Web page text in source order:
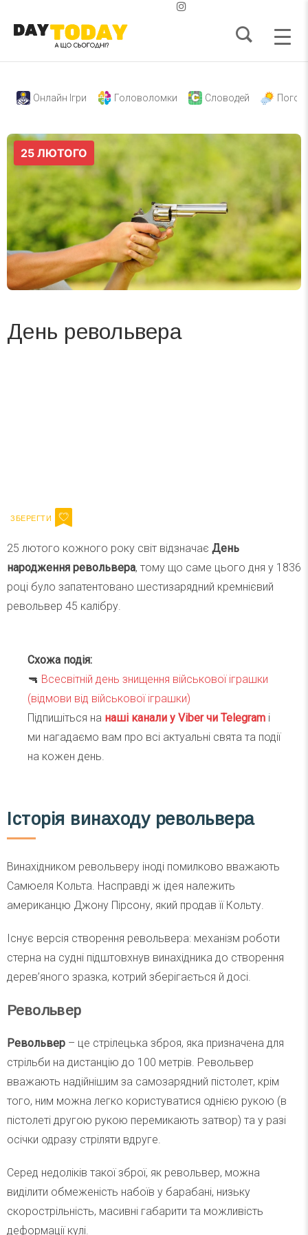
Онлайн Ігри Головоломки Словодей
День револьвера
25 лютого кожного року світ відзначає День
народження револьвера, тому що саме цього дня у 1836
році було запатентовано шестизарядний кремнієвий
револьвер 45 калібру.
Схожа подія:
🔫 Всесвітній день знищення військової іграшки
(відмови від військової іграшки)
Підпишіться на наші канали у Viber чи Telegram і
ми нагадаємо вам про всі актуальні свята та події
на кожен день.
Історія винаходу револьвера
Винахідником револьверу іноді помилково вважають
Самюеля Кольта. Насправді ж ідея належить
американцю Джону Пірсону, який продав її Кольту.
Існує версія створення револьвера: механізм роботи
стерна на судні підштовхнув винахідника до створення
дерев’яного зразка, котрий зберігається й досі.
Револьвер
Револьвер – це стрілецька зброя, яка призначена для
стрільби на дистанцію до 100 метрів. Револьвер
вважають надійнішим за самозарядний пістолет, крім
того, ним можна легко користуватися однією рукою (в
пістолеті другою рукою перемикають затвор) та у разі
осічки одразу стріляти вдруге.
Серед недоліків такої зброї, як револьвер, можна
виділити обмеженість набоїв у барабані, низьку
скорострільність, масивні габарити та можливість
деформації кулі.